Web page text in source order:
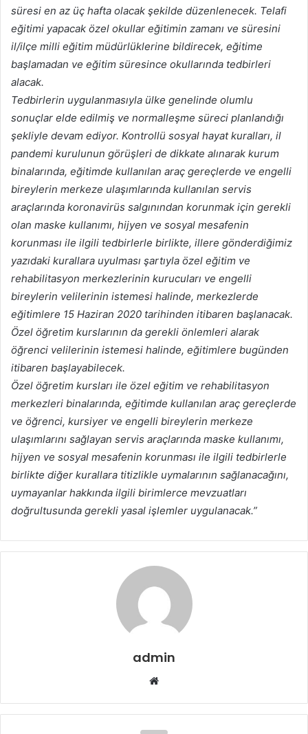
süresi en az üç hafta olacak şekilde düzenlenecek. Telafi
eğitimi yapacak özel okullar eğitimin zamanı ve süresini
il/ilçe milli eğitim müdürlüklerine bildirecek, eğitime
başlamadan ve eğitim süresince okullarında tedbirleri
alacak.
Tedbirlerin uygulanmasıyla ülke genelinde olumlu
sonuçlar elde edilmiş ve normalleşme süreci planlandığı
şekliyle devam ediyor. Kontrollü sosyal hayat kuralları, il
pandemi kurulunun görüşleri de dikkate alınarak kurum
binalarında, eğitimde kullanılan araç gereçlerde ve engelli
bireylerin merkeze ulaşımlarında kullanılan servis
araçlarında koronavirüs salgınından korunmak için gerekli
olan maske kullanımı, hijyen ve sosyal mesafenin
korunması ile ilgili tedbirlerle birlikte, illere gönderdiğimiz
yazıdaki kurallara uyulması şartıyla özel eğitim ve
rehabilitasyon merkezlerinin kurucuları ve engelli
bireylerin velilerinin istemesi halinde, merkezlerde
eğitimlere 15 Haziran 2020 tarihinden itibaren başlanacak.
Özel öğretim kurslarının da gerekli önlemleri alarak
öğrenci velilerinin istemesi halinde, eğitimlere bugünden
itibaren başlayabilecek.
Özel öğretim kursları ile özel eğitim ve rehabilitasyon
merkezleri binalarında, eğitimde kullanılan araç gereçlerde
ve öğrenci, kursiyer ve engelli bireylerin merkeze
ulaşımlarını sağlayan servis araçlarında maske kullanımı,
hijyen ve sosyal mesafenin korunması ile ilgili tedbirlerle
birlikte diğer kurallara titizlikle uymalarının sağlanacağını,
uymayanlar hakkında ilgili birimlerce mevzuatları
doğrultusunda gerekli yasal işlemler uygulanacak.”
admin
Web